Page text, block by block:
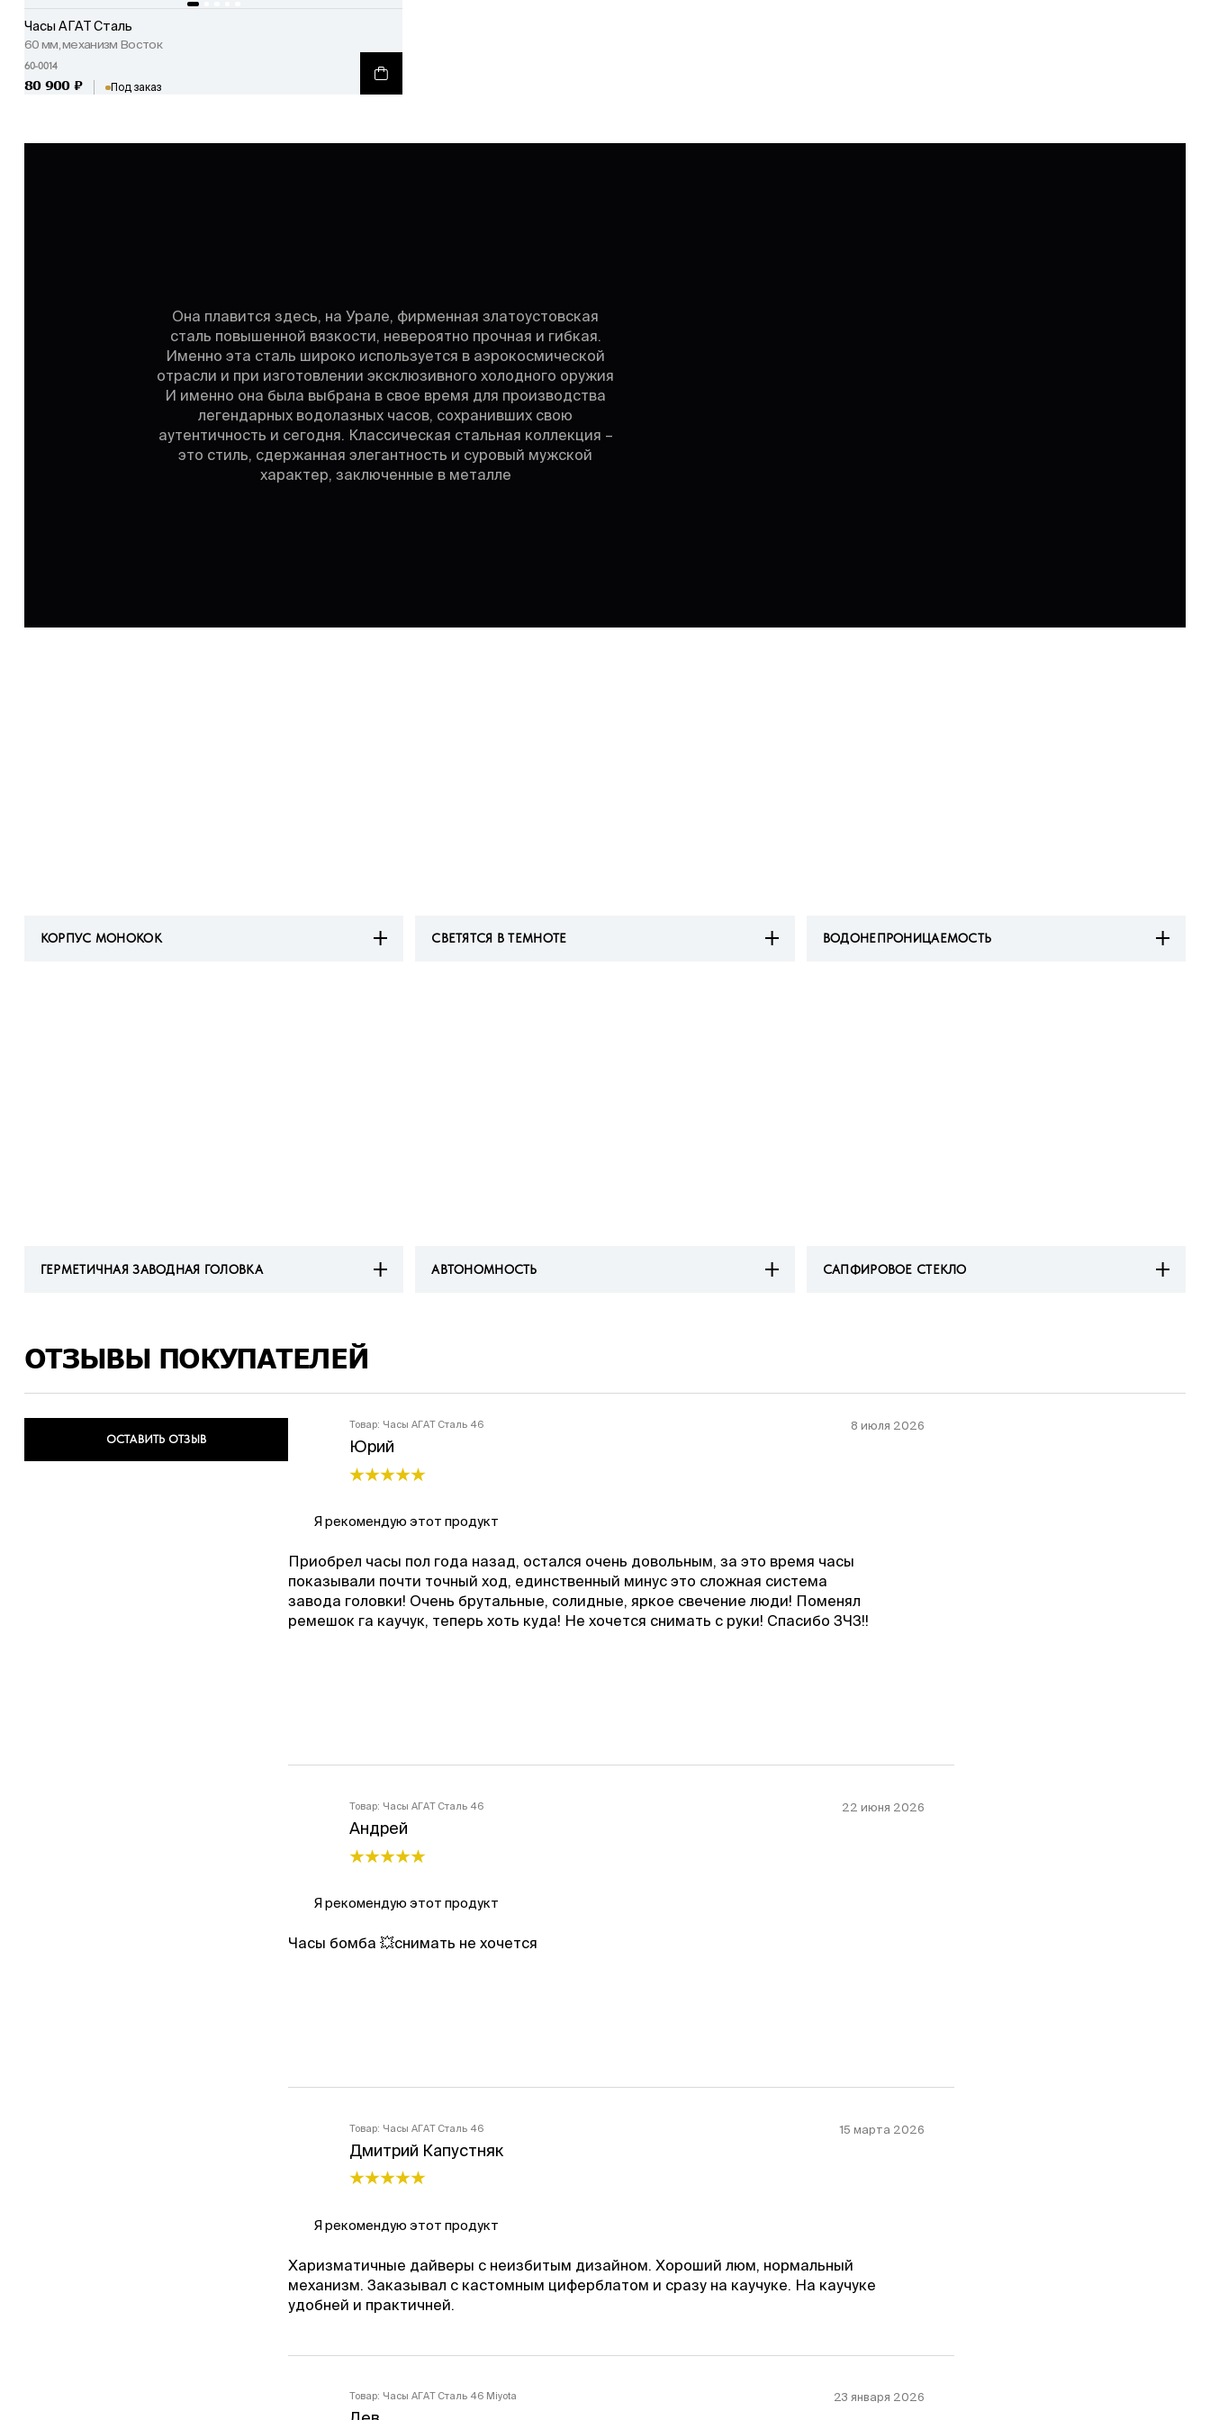
Часы АГАТ Сталь
60 мм, механизм Восток
60-0014
80 900 ₽ Под заказ
Она плавится здесь, на Урале, фирменная златоустовская
сталь повышенной вязкости, невероятно прочная и гибкая.
Именно эта сталь широко используется в аэрокосмической
отрасли и при изготовлении эксклюзивного холодного оружия
И именно она была выбрана в свое время для производства
легендарных водолазных часов, сохранивших свою
аутентичность и сегодня. Классическая стальная коллекция –
это стиль, сдержанная элегантность и суровый мужской
характер, заключенные в металле
КОРПУС МОНОКОК СВЕТЯТСЯ В ТЕМНОТЕ ВОДОНЕПРОНИЦАЕМОСТЬ
ГЕРМЕТИЧНАЯ ЗАВОДНАЯ ГОЛОВКА АВТОНОМНОСТЬ САПФИРОВОЕ СТЕКЛО
ОТЗЫВЫ ПОКУПАТЕЛЕЙ
ОСТАВИТЬ ОТЗЫВ
Товар: Часы АГАТ Сталь 46
Юрий
8 июля 2026
Я рекомендую этот продукт
Приобрел часы пол года назад, остался очень довольным, за это время часы
показывали почти точный ход, единственный минус это сложная система
завода головки! Очень брутальные, солидные, яркое свечение люди! Поменял
ремешок га каучук, теперь хоть куда! Не хочется снимать с руки! Спасибо ЗЧЗ!!
Товар: Часы АГАТ Сталь 46
Андрей
22 июня 2026
Я рекомендую этот продукт
Часы бомба 💥снимать не хочется
Товар: Часы АГАТ Сталь 46
Дмитрий Капустняк
15 марта 2026
Я рекомендую этот продукт
Харизматичные дайверы с неизбитым дизайном. Хороший люм, нормальный
механизм. Заказывал с кастомным циферблатом и сразу на каучуке. На каучуке
удобней и практичней.
Товар: Часы АГАТ Сталь 46 Miyota 23 января 2026